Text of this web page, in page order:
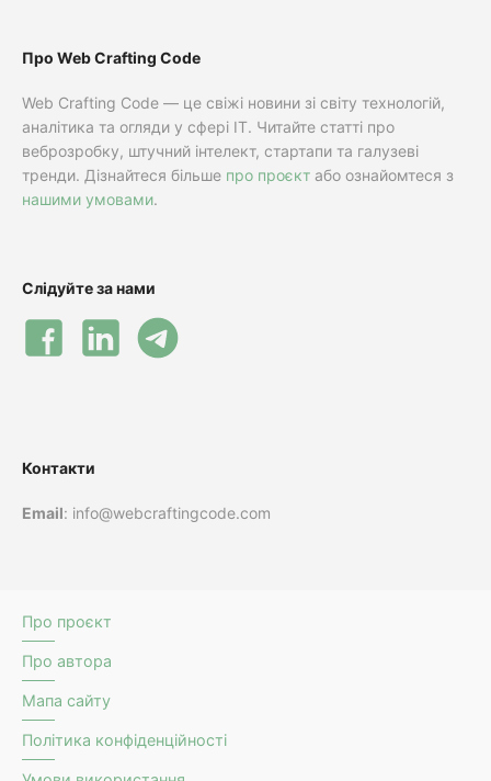
Про Web Crafting Code
Web Crafting Code — це свіжі новини зі світу технологій,
аналітика та огляди у сфері IT. Читайте статті про
веброзробку, штучний інтелект, стартапи та галузеві
тренди. Дізнайтеся більше про проєкт або ознайомтеся з
нашими умовами.
Слідуйте за нами
Контакти
Email: info@webcraftingcode.com
Про проєкт
Про автора
Мапа сайту
Політика конфіденційності